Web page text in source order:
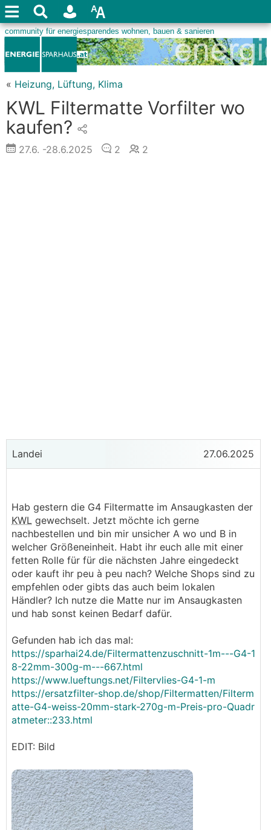
« Heizung, Lüftung, Klima
KWL Filtermatte Vorfilter wo
kaufen?
27.6. -28.6.2025 2 2
Landei 27.06.2025
Hab gestern die G4 Filtermatte im Ansaugkasten der
KWL gewechselt. Jetzt möchte ich gerne
nachbestellen und bin mir unsicher A wo und B in
welcher Größeneinheit. Habt ihr euch alle mit einer
fetten Rolle für für die nächsten Jahre eingedeckt
oder kauft ihr peu à peu nach? Welche Shops sind zu
empfehlen oder gibts das auch beim lokalen
Händler? Ich nutze die Matte nur im Ansaugkasten
und hab sonst keinen Bedarf dafür.
Gefunden hab ich das mal:
https://sparhai24.de/Filtermattenzuschnitt-1m---G4-1
8-22mm-300g-m---667.html
https://www.lueftungs.net/Filtervlies-G4-1-m
https://ersatzfilter-shop.de/shop/Filtermatten/Filterm
atte-G4-weiss-20mm-stark-270g-m-Preis-pro-Quadr
atmeter::233.html
EDIT: Bild